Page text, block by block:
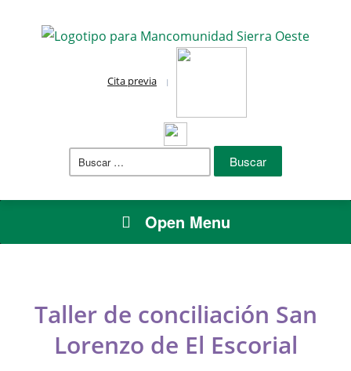
Cita previa
Buscar:
Open Menu
Taller de conciliación San
Lorenzo de El Escorial